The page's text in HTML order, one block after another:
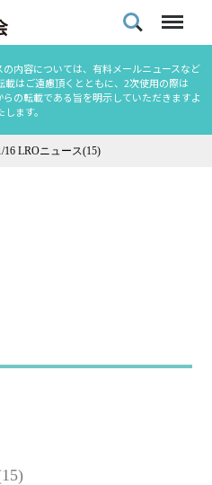
内容については、有料メールニュースなど
載はご遠慮頂くとともに、2次使用の際は
らの転載である旨を明示していただきますよ
ます。
16 LROニュース(15)